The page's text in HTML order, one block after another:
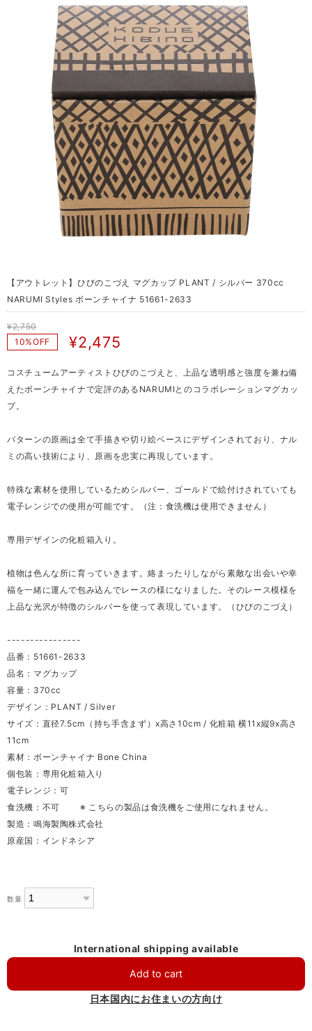
【アウトレット】ひびのこづえ マグカップ PLANT / シルバー 370cc
NARUMI Styles ボーンチャイナ 51661-2633
¥2,750
10%OFF
¥2,475
コスチュームアーティストひびのこづえと、上品な透明感と強度を兼ね備
えたボーンチャイナで定評のあるNARUMIとのコラボレーションマグカッ
プ。
パターンの原画は全て手描きや切り絵ベースにデザインされており、ナル
ミの高い技術により、原画を忠実に再現しています。
特殊な素材を使用しているためシルバー、ゴールドで絵付けされていても
電子レンジでの使用が可能です。（注：食洗機は使用できません）
専用デザインの化粧箱入り。
植物は色んな所に育っていきます。絡まったりしながら素敵な出会いや幸
福を一緒に運んで包み込んでレースの様になりました。そのレース模様を
上品な光沢が特徴のシルバーを使って表現しています。（ひびのこづえ）
----------------
品番：51661-2633
品名：マグカップ
容量：370cc
デザイン：PLANT / Silver
サイズ：直径7.5cm（持ち手含まず）x高さ10cm / 化粧箱 横11x縦9x高さ
11cm
素材：ボーンチャイナ Bone China
個包装：専用化粧箱入り
電子レンジ：可
食洗機：不可 ※ こちらの製品は食洗機をご使用になれません。
製造：鳴海製陶株式会社
原産国：インドネシア
数量
International shipping available
Add to cart
日本国内にお住まいの方向け